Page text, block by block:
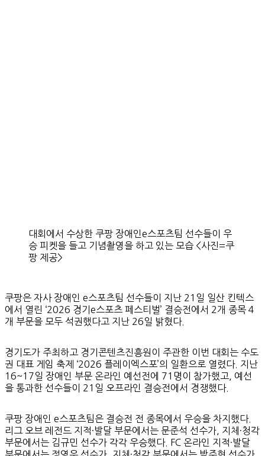
대회에서 수상한 쿠팡 장애인e스포츠팀 선수들이 우
승 피켓을 들고 기념촬영을 하고 있는 모습 <사진=쿠
팡 제공>
쿠팡은 자사 장애인 e스포츠팀 선수들이 지난 21일 일산 킨텍스
에서 열린 ‘2026 경기e스포츠 페스티벌’ 결승전에서 2개 종목 4
개 부문을 모두 석권했다고 지난 26일 밝혔다.
경기도가 주최하고 경기콘텐츠진흥원이 주관한 이번 대회는 수도
권 대표 게임 축제 ‘2026 플레이엑스포’의 일환으로 열렸다. 지난
16~17일 장애인 부문 온라인 예선전에 71명이 참가했고, 예선
을 통과한 선수들이 21일 오프라인 결승전에서 경쟁했다.
쿠팡 장애인 e스포츠팀은 결승전 전 종목에서 우승을 차지했다.
리그 오브 레전드 지적·발달 부문에서는 문준석 선수가, 지체·청각
부문에서는 김규민 선수가 각각 우승했다. FC 온라인 지적·발달